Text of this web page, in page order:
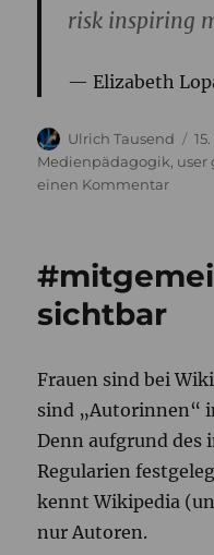
risk inspiring
Elizabeth
Autor
Ulrich Tausend
Medienpädagogik user
einen Kommentarzu
von
sichtbar
Frauen sind bei
sind „Autorinnen“
Denn aufgrund des
Regularien
kennt Wikipedia
nur Autoren.